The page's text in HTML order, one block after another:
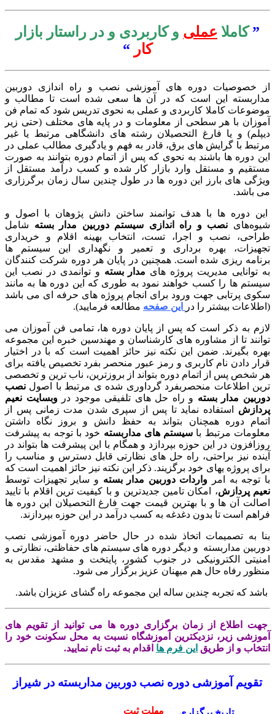
کاملاعملیو کاربردی و در راستار بازار
کار “
خصوصیات دوره های آموزشی نصب و راه اندازی دوربین
این است که در آن ها سعی شده است تا مطالب و
کاملا کاربردی و عملی به نحوی تدریس شود که تمام فن
با هر سطحی از معلومات و در پایه های مختلف (حتی زیر
و یا فارغ التحصیلان رشته های دانشگاهی مرتبط یا غیر
با گرایش های برق، قادر به فهم و یادگیری مطالب عملی در
دوره ها باشند به نحوی که پس از اتمام دوره بتوانند به صورت
و مستقل وارد بازار کار شده و کسب درآمد مستقل از
های بارز این دوره ها در طول چندین سال زمان برگرزاری
باشد.
دوره ها با هدف توانمند ساختن دانش پژوهان با اصول و
نصب و راه اندازی سیستم دوربین مدار بستهشامل
نصب و اجرا، تست، انتخاب بهینه اقلام و خریداری
بهره برداری و تعمیر و نگهداری این سیستم ها
ریزی شده است. همچنین در پایان هر دوره شرکت کنندگان
توانایی مدیریت پروژه هایمدار بستهو توانمدی در نصب این
ها را کسب خواهند نمود به طوری که این دوره ها به مانند
پرتابی جهت ورود برای انجام پروژه های حرفه ای می باشد
بیشتر را در
این صفحهمطالعه فرمایید).
به ذکر است که پس از پایان دوره ها، تمامی فن آموزان می
تا از مشاوره های کارشناسان و مهندسین خبره این مجموعه
بگیرند. ضمن این نکته نیز حائز اهمیت است که با در اختیار
دادن نام کاربری و رمز عبور منحصر بفرد تخصیص یافته برای
شخص پس از اتمام دوره بتواند از بروزترین، ناب ترین و تخصصی
اطلاعات منحصربفرد گرداوری شده ی مرتبط با اصولنصب
مدار بستهو راه حل های تلفیقی موجود دروبسایت نعیم
استفاده نماید تا پس از سپری شدن مدت زمانی پس از
دوره همچنان بتواند به حفظ دانش و بروز نگاه داشتن
مرتبط با سیستم های مداربستهخود با توجه به پیشرفت
در این حوزه بپردازد و همگام با این پیشرفت ها بتواند در
نیز براحتی، راه حل های نظارتی قابل دسترس و مناسب را
پروژه یهای خود برگزیند. ذکر این نکته نیز حائز اهمیت است که
توجه به امرواردات دوربین مدار بستهو سایر تجهیزات توسط
پردازش، امکان تامین جدیدترین و با کیفیت ترین اقلام با تایید
آن ها و با بهترین قیمت جهت فارغ التحصیلان این دوره ها
است تا بدون دغدغه به کسب درآمد در این حوزه بپردازند.
به تصمیمات اتخاذ شده در حال حاضر دوره آموزشی نصب
مداربسته و دیگر دوره های سیستم های حفاظتی، نظارتی و
الکترونیکی در جنوب کشور، پایتخت و مشهد مقدس به
رفاه حال هم میهنان عزیز برگزار می شود.
که تجربه چندین ساله این مجموعه راه گشای عزیزان باشد.
اطلاع از زمان برگزاری دوره ها می توانید از تقویم های
زیر، نزدیکترین آموزشگاه نسبت به محل سکونت خود را
و از طریقاین فرم ها اقدام به ثبت نام نمایید.
تقویم آموزشی دوره نصب دوربین مداربسته در شیراز
مهلت ثبت